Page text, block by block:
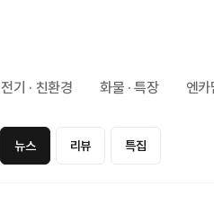
전기 · 친환경 화물 · 특장 엔
뉴스 리뷰 특집